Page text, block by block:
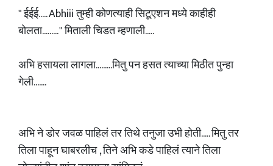
" ईईई..... Abhiii तुम्ही कोणत्याही सिटूएशन मध्ये काहीही
बोलता......... " मिताली चिडत म्हणाली.....
अभि हसायला लागला.........मितु पन हसत त्याच्या मिठीत पुन्हा
गेली.......
अभि ने डोर जवळ पाहिलं तर तिथे तनुजा उभी होती..... मितु तर
तिला पाहून घाबरलीच , तिने अभि कडे पाहिलं त्याने तिला